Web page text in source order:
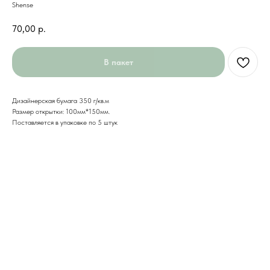
Shense
70,00 р.
В пакет
Дизайнерская бумага 350 г/кв.м
Размер открытки: 100мм*150мм.
Поставляется в упаковке по 5 штук